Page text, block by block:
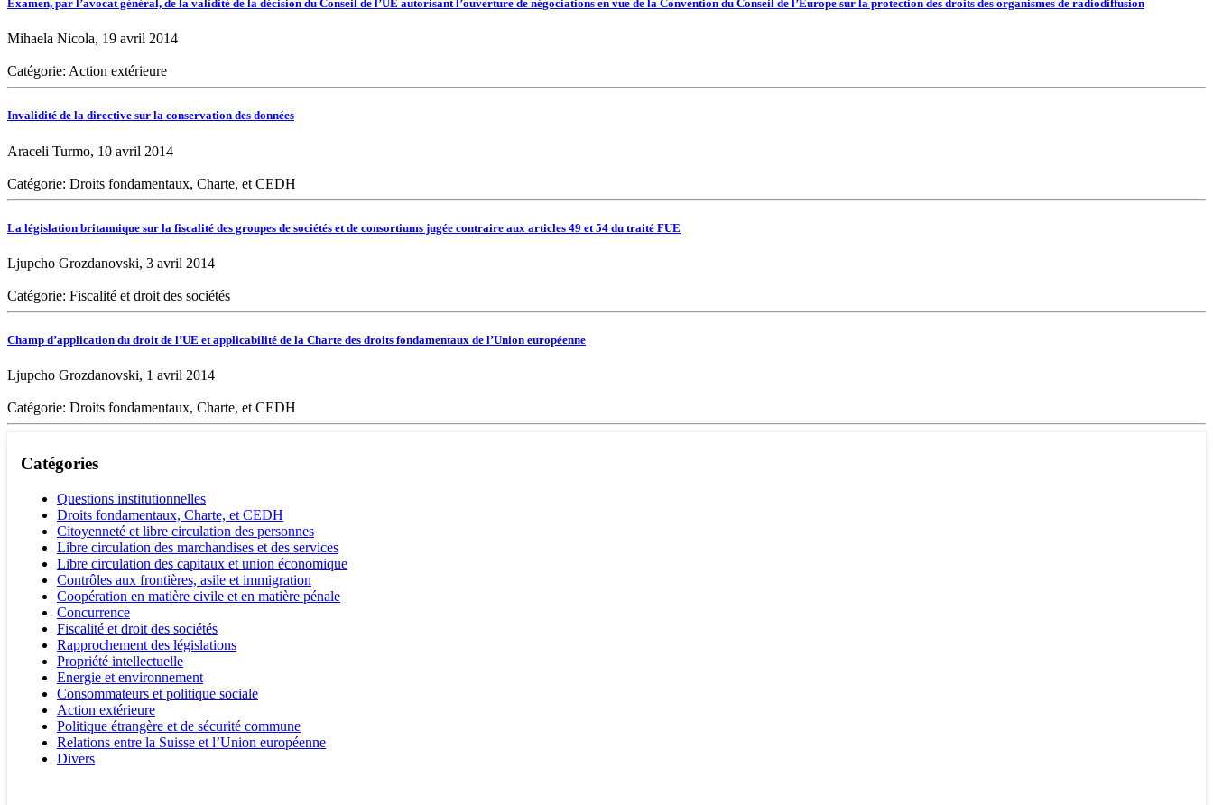
Examen, par l’avocat général, de la validité de la décision du Conseil de l’UE autorisant l’ouverture de négociations en vue de la Convention du Conseil de l’Europe sur la protection des droits des organismes de radiodiffusion
Mihaela Nicola, 19 avril 2014
Catégorie: Action extérieure
Invalidité de la directive sur la conservation des données
Araceli Turmo, 10 avril 2014
Catégorie: Droits fondamentaux, Charte, et CEDH
La législation britannique sur la fiscalité des groupes de sociétés et de consortiums jugée contraire aux articles 49 et 54 du traité FUE
Ljupcho Grozdanovski, 3 avril 2014
Catégorie: Fiscalité et droit des sociétés
Champ d’application du droit de l’UE et applicabilité de la Charte des droits fondamentaux de l’Union européenne
Ljupcho Grozdanovski, 1 avril 2014
Catégorie: Droits fondamentaux, Charte, et CEDH
Catégories
Questions institutionnelles
Droits fondamentaux, Charte, et CEDH
Citoyenneté et libre circulation des personnes
Libre circulation des marchandises et des services
Libre circulation des capitaux et union économique
Contrôles aux frontières, asile et immigration
Coopération en matière civile et en matière pénale
Concurrence
Fiscalité et droit des sociétés
Rapprochement des législations
Propriété intellectuelle
Energie et environnement
Consommateurs et politique sociale
Action extérieure
Politique étrangère et de sécurité commune
Relations entre la Suisse et l’Union européenne
Divers